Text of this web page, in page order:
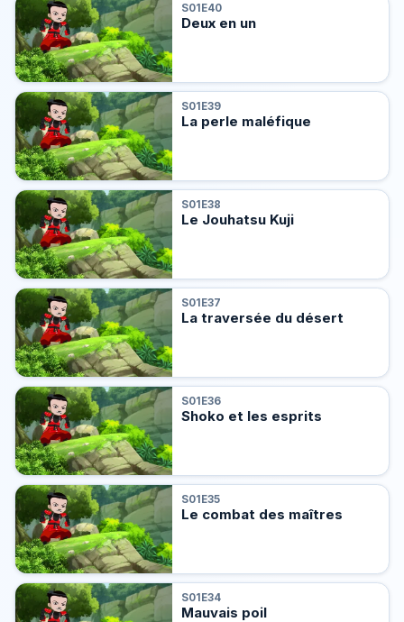
S01E40
Deux en un
S01E39
La perle maléfique
S01E38
Le Jouhatsu Kuji
S01E37
La traversée du désert
S01E36
Shoko et les esprits
S01E35
Le combat des maîtres
S01E34
Mauvais poil